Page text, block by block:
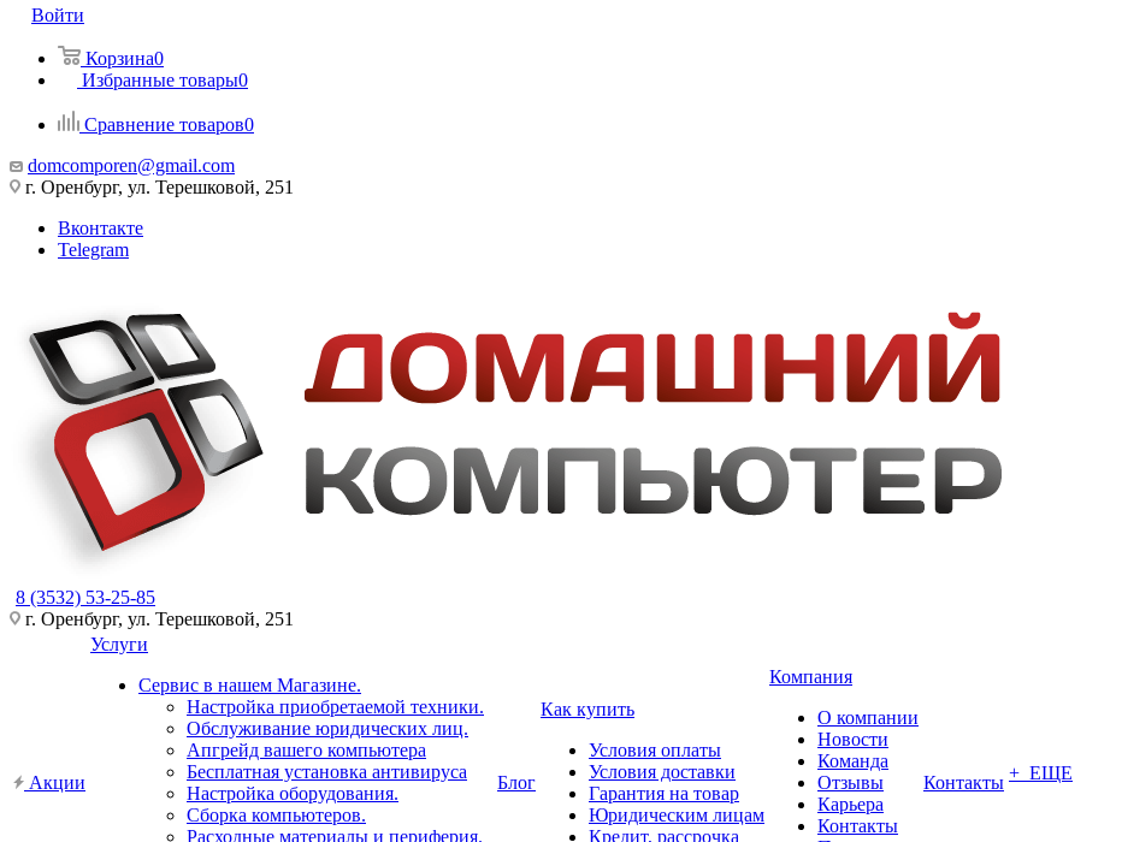
Войти
Корзина0
Избранные товары0
Сравнение товаров0
domcomporen@gmail.com
г. Оренбург, ул. Терешковой, 251
Вконтакте
Telegram
8 (3532) 53-25-85
г. Оренбург, ул. Терешковой, 251
Акции
Услуги
Сервис в нашем Магазине.
Настройка приобретаемой техники.
Обслуживание юридических лиц.
Апгрейд вашего компьютера
Бесплатная установка антивируса
Настройка оборудования.
Сборка компьютеров.
Расходные материалы и периферия.
Блог
Как купить
Условия оплаты
Условия доставки
Гарантия на товар
Юридическим лицам
Кредит, рассрочка
Компания
О компании
Новости
Команда
Отзывы
Карьера
Контакты
Контакты + ЕЩЕ